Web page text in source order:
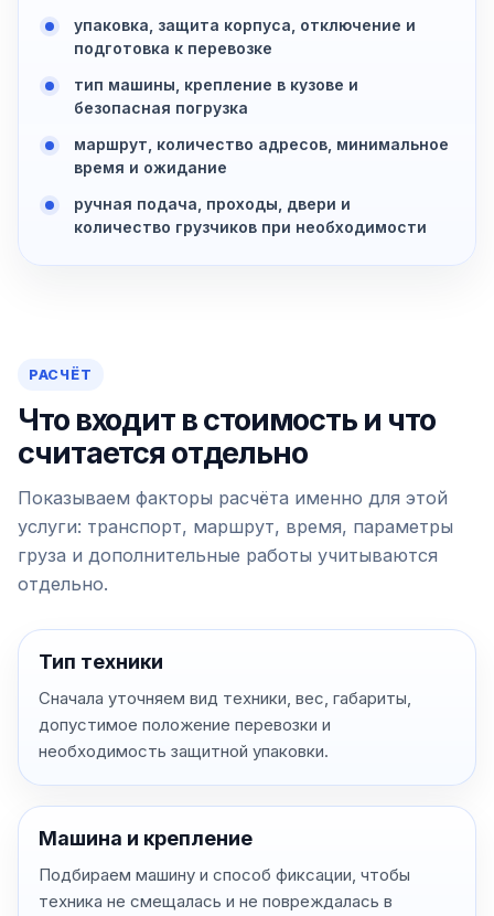
упаковка, защита корпуса, отключение и
подготовка к перевозке
тип машины, крепление в кузове и
безопасная погрузка
маршрут, количество адресов, минимальное
время и ожидание
ручная подача, проходы, двери и
количество грузчиков при необходимости
РАСЧЁТ
Что входит в стоимость и что
считается отдельно
Показываем факторы расчёта именно для этой
услуги: транспорт, маршрут, время, параметры
груза и дополнительные работы учитываются
отдельно.
Тип техники
Сначала уточняем вид техники, вес, габариты,
допустимое положение перевозки и
необходимость защитной упаковки.
Машина и крепление
Подбираем машину и способ фиксации, чтобы
техника не смещалась и не повреждалась в